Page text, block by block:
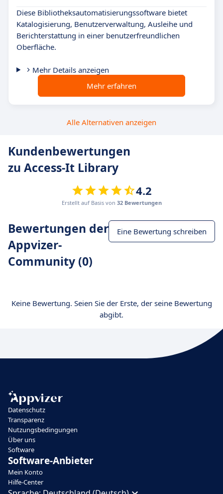
Diese Bibliotheksautomatisierungssoftware bietet
Katalogisierung, Benutzerverwaltung, Ausleihe und
Berichterstattung in einer benutzerfreundlichen
Oberfläche.
Mehr Details anzeigen
Mehr erfahren
Alle Alternativen anzeigen
Kundenbewertungen
zu Access-It Library
4.2
Erstellt auf Basis von 32 Bewertungen
Bewertungen der
Appvizer-
Community (0)
Eine Bewertung schreiben
Keine Bewertung. Seien Sie der Erste, der seine Bewertung
abgibt.
Datenschutz
Transparenz
Nutzungsbedingungen
Über uns
Software
Software-Anbieter
Mein Konto
Hilfe-Center